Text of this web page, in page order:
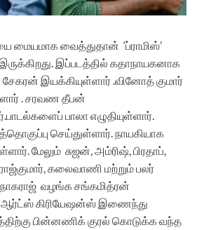
மையமாக வைத்துதான் ‘ப்ராமிஸ்’
இருக்கிறது. இப்படத்தில் கதாநாயகனாக
சேகரன் இயக்கியுள்ளார் .வினோத் குமார்
. சரவண தீபன்
பாலா எழுதியுள்ளார்.
செய்துள்ளார். நாயகியாக
மேலும் சுஜன், அம்ரிஷ், பிரதாப்,
கலைவாணி மற்றும் பலர்
வழங்க சங்கமித்ரன்
கிரியேஷன்ஸ் இணைந்து
பின்னணிக் குரல் கொடுக்க வந்த